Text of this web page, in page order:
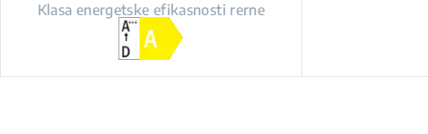
Klasa energetske efikasnosti rerne